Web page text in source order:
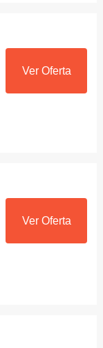
Ver Oferta
Ver Oferta